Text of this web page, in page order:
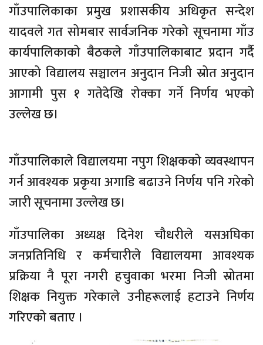
गाँउपालिकाका प्रमुख प्रशासकीय अधिकृत सन्देश
यादवले गत सोमबार सार्वजनिक गरेको सूचनामा गाँउ
कार्यपालिकाको बैठकले गाँउपालिकाबाट प्रदान गर्दै
आएको विद्यालय सञ्चालन अनुदान निजी स्रोत अनुदान
आगामी पुस १ गतेदेखि रोक्का गर्ने निर्णय भएको
उल्लेख छ।
गाँउपालिकाले विद्यालयमा नपुग शिक्षकको व्यवस्थापन
गर्न आवश्यक प्रकृया अगाडि बढाउने निर्णय पनि गरेको
जारी सूचनामा उल्लेख छ।
गाँउपालिका अध्यक्ष दिनेश चौधरीले यसअघिका
जनप्रतिनिधि र कर्मचारीले विद्यालयमा आवश्यक
प्रक्रिया नै पूरा नगरी हचुवाका भरमा निजी स्रोतमा
शिक्षक नियुक्त गरेकाले उनीहरूलाई हटाउने निर्णय
गरिएको बताए ।